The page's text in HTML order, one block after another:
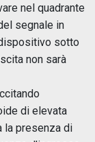
nel quadrante
segnale in
sotto
non sarà
di elevata
la presenza di